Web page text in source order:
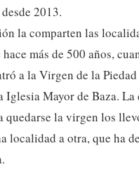
2013.
la comparten las
más de 500 años,
a la Virgen de la
Iglesia Mayor de Baza. La
quedarse la virgen los
localidad a otra, que ha